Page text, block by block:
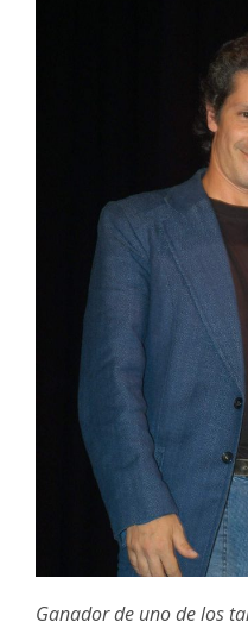
Ganador de uno de los